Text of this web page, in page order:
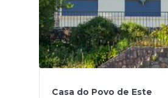
Casa do Povo de Este